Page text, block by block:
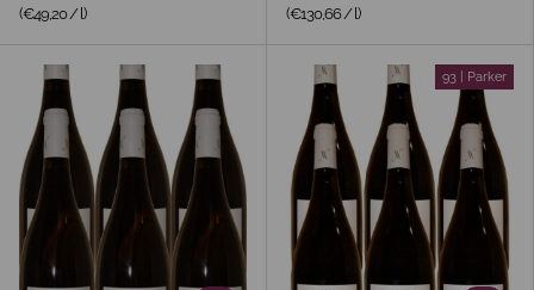
Grundpreis
(€49,20/l) Grundpreis
(€130,66/l)
93 | Parker